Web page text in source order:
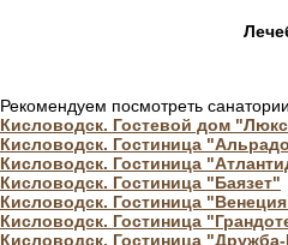
Рекомендуем посмотреть
Кисловодск. Гостевой дом
Кисловодск. Гостиница
Кисловодск. Гостиница
Кисловодск. Гостиница "Баязет"
Кисловодск. Гостиница
Кисловодск. Гостиница
Кисловодск. Гостиница